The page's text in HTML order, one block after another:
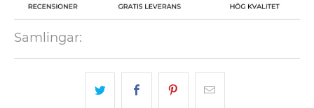
Samlingar: